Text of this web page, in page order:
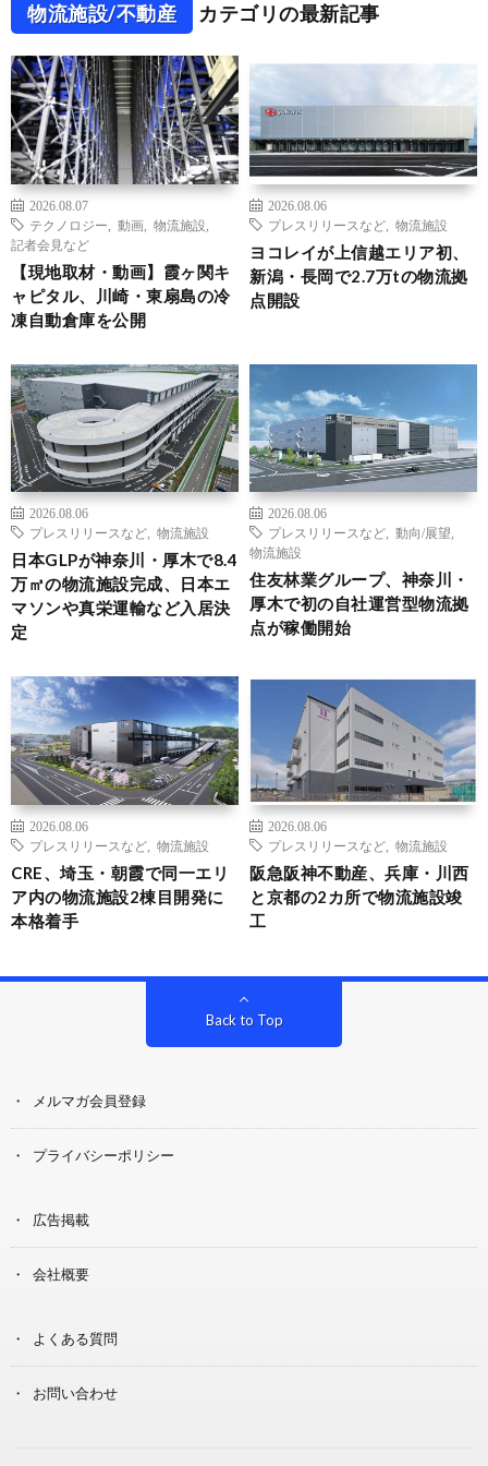
物流施設/不動産 カテゴリの最新記事
2026.08.07
テクノロジー
動画 物流施設
記者会見など
【現地取材・動画】霞ヶ関キ
ャピタル、川崎・東扇島の冷
凍自動倉庫を公開
2026.08.06
プレスリリースなど
物流施設
ヨコレイが上信越エリア初、
新潟・長岡で2.7万tの物流拠
点開設
2026.08.06
プレスリリースなど
物流施設
日本GLPが神奈川・厚木で8.4
万㎡の物流施設完成、日本エ
マソンや真栄運輸など入居決
定
2026.08.06
プレスリリースなど
動向/展望
物流施設
住友林業グループ、神奈川・
厚木で初の自社運営型物流拠
点が稼働開始
2026.08.06
プレスリリースなど
物流施設
CRE、埼玉・朝霞で同一エリ
ア内の物流施設2棟目開発に
本格着手
2026.08.06
プレスリリースなど
物流施設
阪急阪神不動産、兵庫・川西
と京都の2カ所で物流施設竣
工
Back to Top
メルマガ会員登録
プライバシーポリシー
広告掲載
会社概要
よくある質問
お問い合わせ